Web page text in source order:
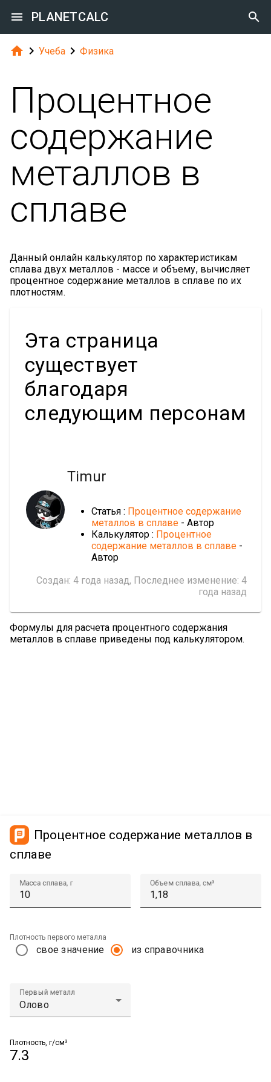
 PLANETCALC 
  Учеба  Физика
Процентное
содержание
металлов в
сплаве
Данный онлайн калькулятор по характеристикам
сплава двух металлов - массе и объему, вычисляет
процентное содержание металлов в сплаве по их
плотностям.
Эта страница
существует
благодаря
следующим персонам
Timur
Статья : Процентное содержание
металлов в сплаве - Автор
Калькулятор : Процентное
содержание металлов в сплаве -
Автор
Создан: 4 года назад, Последнее изменение: 4
года назад
Формулы для расчета процентного содержания
металлов в сплаве приведены под калькулятором.
Процентное содержание металлов в
сплаве
Масса сплава, г Объем сплава, см³
Плотность первого металла
свое значение из справочника
Первый металл
Плотность, г/см³
7.3